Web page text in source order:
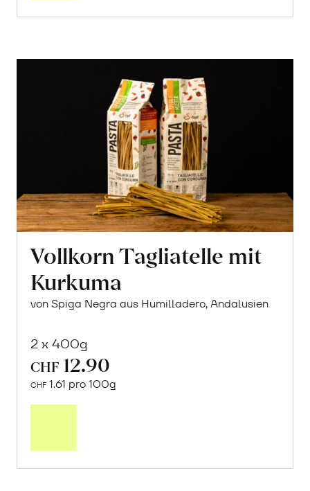
Vollkorn Tagliatelle mit
Kurkuma
von Spiga Negra aus Humilladero, Andalusien
2 x 400g
CHF 12.90
CHF 1.61 pro 100g